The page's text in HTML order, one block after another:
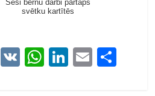
Seši bērnu darbi pārtaps
svētku kartītēs
O V W Li E